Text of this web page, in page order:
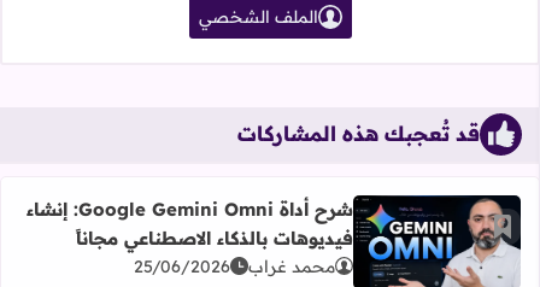
الملف الشخصي
قد تُعجبك هذه المشاركات
أضف إلى العلامات المرجعية
اقرأ المزيد عن شرح أداة Google Gemini Omni: إنشاء فيديوهات بالذكاء الاصطناعي مجاناً
شرح أداة Google Gemini Omni: إنشاء
فيديوهات بالذكاء الاصطناعي مجاناً
محمد غراب 25/06/2026